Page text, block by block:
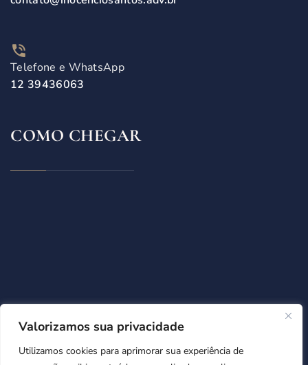
Valorizamos sua privacidade
Utilizamos cookies para aprimorar sua experiência de
Telefone e WhatsApp
12 39436063​
COMO CHEGAR